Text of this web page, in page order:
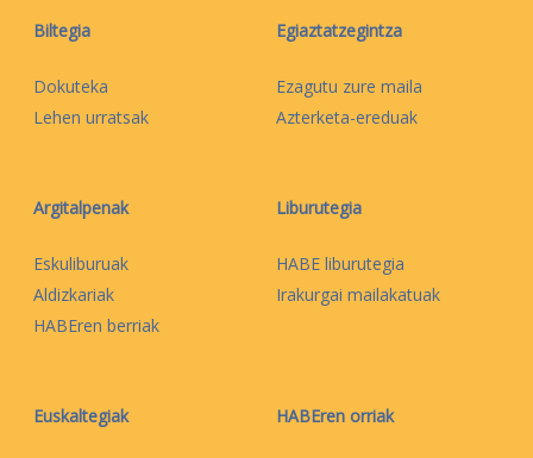
Biltegia
Dokuteka
Lehen urratsak
Egiaztatzegintza
Ezagutu zure maila
Azterketa-ereduak
Argitalpenak
Eskuliburuak
Aldizkariak
HABEren berriak
Liburutegia
HABE liburutegia
Irakurgai mailakatuak
Euskaltegiak HABEren orriak